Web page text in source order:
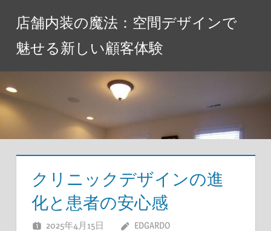
へ
店舗内装の魔法：空間デザインで
魅せる新しい顧客体験
クリニックデザインの進
化と患者の安心感
2025年4月15日 EDGARDO